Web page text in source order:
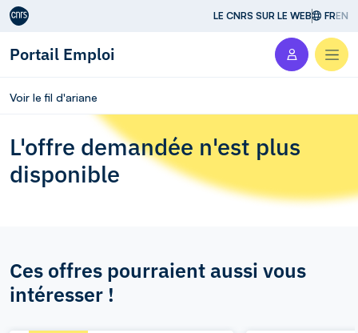
Aller au contenu LE CNRS SUR LE WEB FREN
Portail Emploi
Voir le fil d'ariane
L'offre demandée n'est plus
disponible
Ces offres pourraient aussi vous
intéresser !